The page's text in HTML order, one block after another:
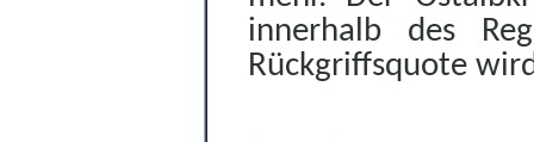
innerhalb des
Rückgriffsquote